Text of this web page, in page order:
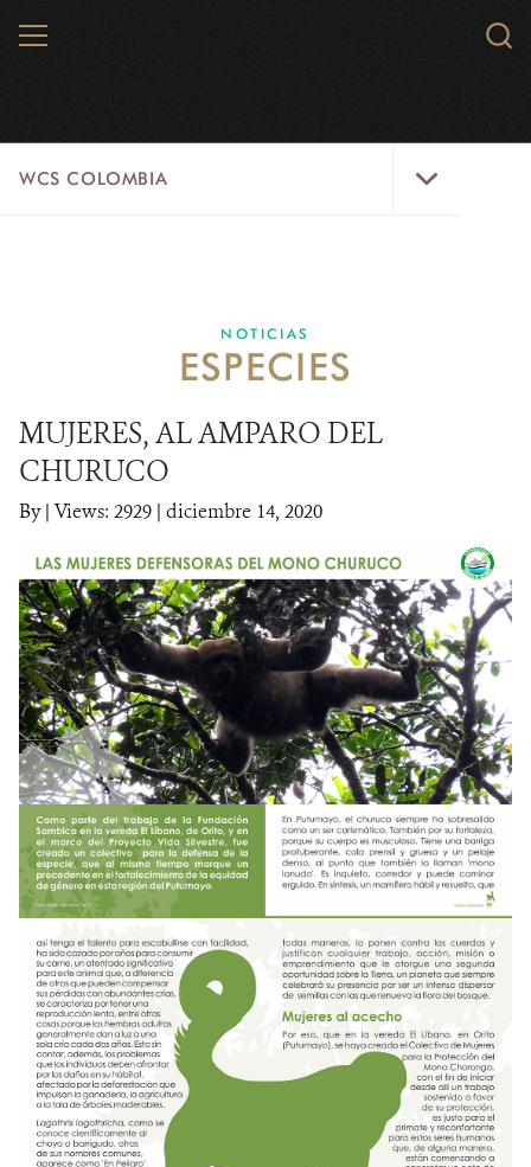
MENU
WCS COLOMBIA
EJES ESTRATÉGICOS
MICROSITIOS
NOTICIAS
WCS VISUAL
PUBLICACIONES
ALIADOS Y ALIANZAS
COBERTURA EN MEDIOS DE COMUNICACIÓN
INFORME ANUAL WCS
MECANISMO DE ATENCIÓN DE QUEJAS Y RECLAMOS
DONA
NOTICIAS
ESPECIES
MUJERES, AL AMPARO DEL
CHURUCO
By| Views: 2929 | diciembre 14, 2020